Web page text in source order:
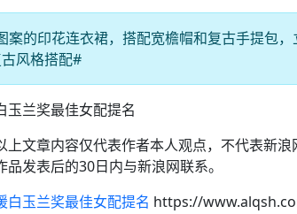
案的印花连衣裙，搭配宽檐帽和复古手提包
风格搭配#
兰奖最佳女配提名
上文章内容仅代表作者本人观点，不代表新
品发表后的30日内与新浪网联系。
白玉兰奖最佳女配提名 https://